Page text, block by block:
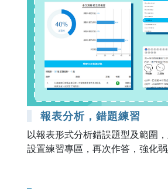
報表分析，錯題練習
以報表形式分析錯誤題型及範圍
設置練習專區，再次作答，強化弱